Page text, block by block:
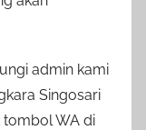
admin kami
Singosari
tombol WA di